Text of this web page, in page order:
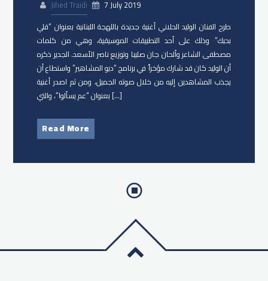
Jihed Traidi
7 July 2019
طرح الفنان ​الوليد الحلاني أغنية جديدة باللهجة اللبنانية بعنوان “​قلي
بحبك​” وذلك على أحد التطبيقات الموسيقية، وهي من كلمات
مصطفى الشاعر وألحان جان صليبا وتوزيع ناصر الأسعد. الجدير ذكره
أن الوليد كان قد شارك مؤخراً في برنامج “ديو المشاهير” واستطاع أن
يجذب المشاهدين إليه من خلال صوته الجميل، ومن ثم اصدر أغنية
بعنوان “عم يسألوا”، والتي […]
Read More